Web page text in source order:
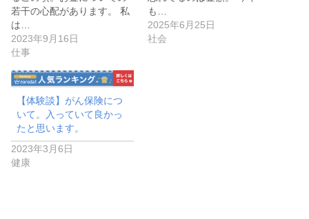
若干の心配があります。 私
は…
2023年9月16日
仕事
も…
2025年6月25日
社会
【体験談】がん保険につ
いて。入っていて良かっ
たと思います。
2023年3月6日
健康